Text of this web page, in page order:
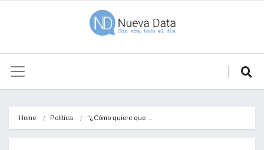
Home Política “¿Cómo quiere que…